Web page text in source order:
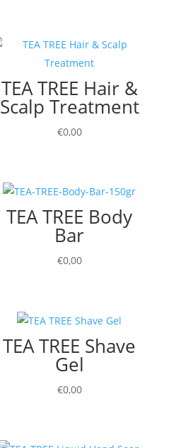
TEA TREE Hair &
Scalp Treatment
€0,00
TEA TREE Body
Bar
€0,00
TEA TREE Shave
Gel
€0,00